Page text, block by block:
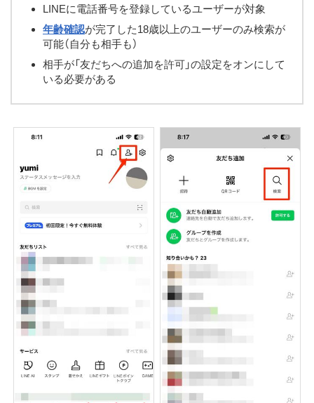
LINEに電話番号を登録しているユーザーが対象
年齢確認が完了した18歳以上のユーザーのみ検索が
可能（自分も相手も）
相手が「友だちへの追加を許可」の設定をオンにして
いる必要がある